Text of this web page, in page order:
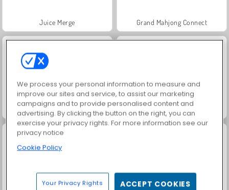
Juice Merge Grand Mahjong Connect
Masha and the Bear: Meadows Farm Merge Valley
We process your personal information to measure and
improve our sites and service, to assist our marketing
campaigns and to provide personalised content and
advertising. By clicking the button on the right, you can
exercise your privacy rights. For more information see our
privacy notice
Cookie Policy
Your Privacy Rights ACCEPT COOKIES